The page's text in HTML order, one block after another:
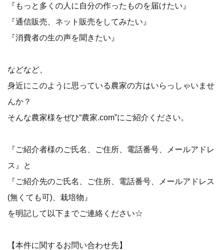
『もっと多くの人に自分の作ったものを届けたい』
『通信販売、ネット販売をしてみたい』
『消費者の生の声を聞きたい』
などなど、
身近にこのように思っている農家の方はいらっしゃいませ
んか？
そんな農家様をぜひ“農家.com”にご紹介ください。
『ご紹介者様のご氏名、ご住所、電話番号、メールアドレ
ス』と
『ご紹介先のご氏名、ご住所、電話番号、メールアドレス
(無くても可)、栽培物』
を明記して以下までご連絡ください☆
【本件に関するお問い合わせ先】